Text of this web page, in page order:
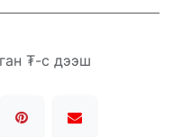
₮-с дээш